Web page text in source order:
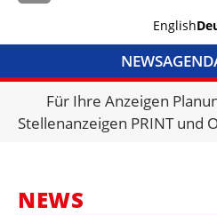
English
NEWS
Für Ihre Anzeigen
Stellenanzeigen PRINT und
NEWS